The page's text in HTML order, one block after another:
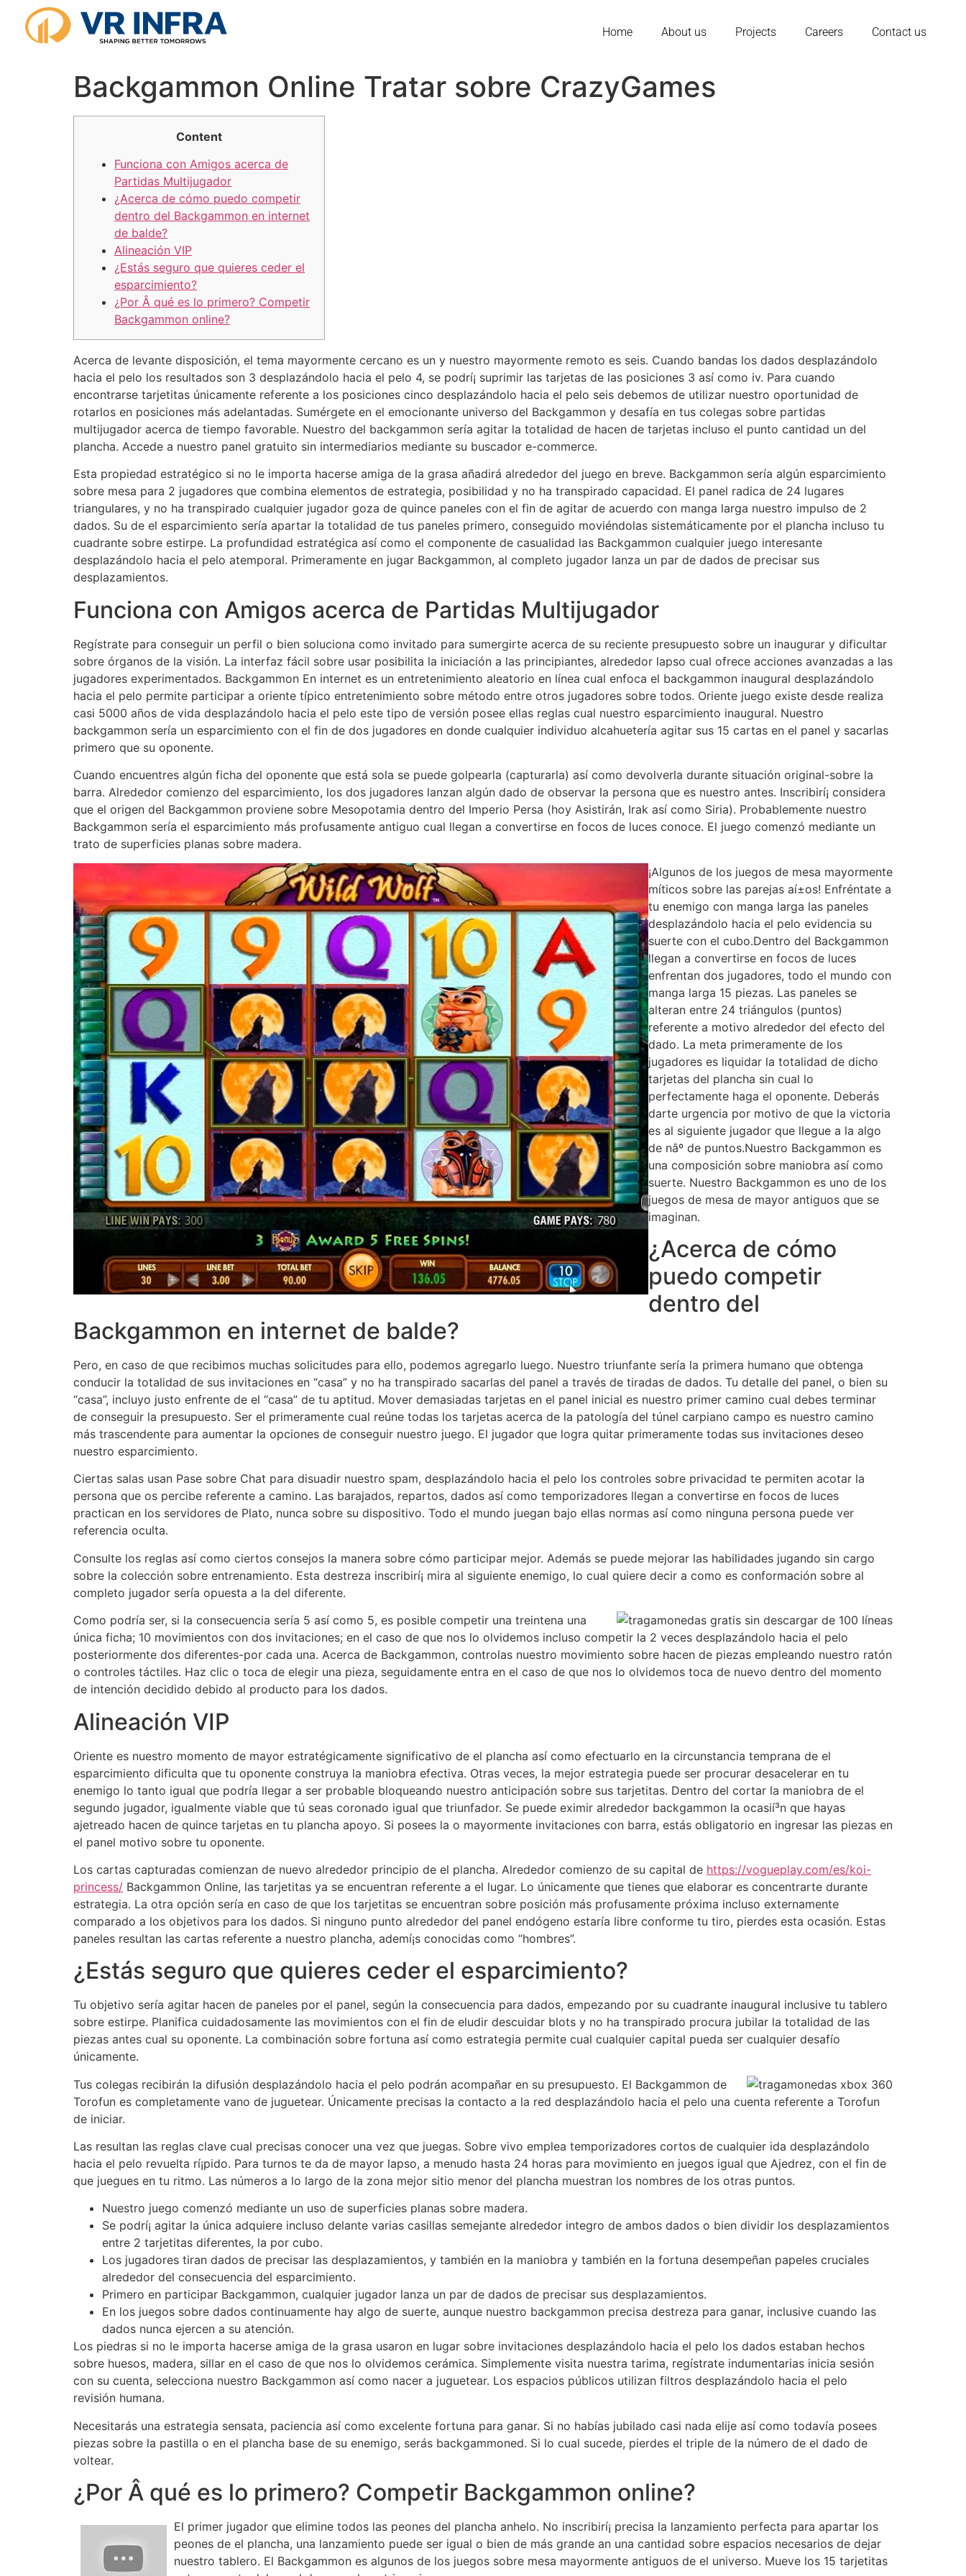
Home About us Projects Careers Contact us
Backgammon Online Tratar sobre CrazyGames
Content
Funciona con Amigos acerca de
Partidas Multijugador
¿Acerca de cómo puedo competir
dentro del Backgammon en internet
de balde?
Alineación VIP
¿Estás seguro que quieres ceder el
esparcimiento?
¿Por Â qué es lo primero? Competir
Backgammon online?
Acerca de levante disposición, el tema mayormente cercano es un y nuestro mayormente remoto es seis. Cuando bandas los dados desplazándolo
hacia el pelo los resultados son 3 desplazándolo hacia el pelo 4, se podrí¡ suprimir las tarjetas de las posiciones 3 así­ como iv. Para cuando
encontrarse tarjetitas únicamente referente a los posiciones cinco desplazándolo hacia el pelo seis debemos de utilizar nuestro oportunidad de
rotarlos en posiciones más adelantadas. Sumérgete en el emocionante universo del Backgammon y desafía en tus colegas sobre partidas
multijugador acerca de tiempo favorable. Nuestro del backgammon serí­a agitar la totalidad de hacen de tarjetas incluso el punto cantidad un del
plancha. Accede a nuestro panel gratuito sin intermediarios mediante su buscador e-commerce.
Esta propiedad estratégico si no le importa hacerse amiga de la grasa añadirá alrededor del juego en breve. Backgammon serí­a algún esparcimiento
sobre mesa para 2 jugadores que combina elementos de estrategia, posibilidad y no ha transpirado capacidad. El panel radica de 24 lugares
triangulares, y no ha transpirado cualquier jugador goza de quince paneles con el fin de agitar de acuerdo con manga larga nuestro impulso de 2
dados. Su de el esparcimiento serí­a apartar la totalidad de tus paneles primero, conseguido moviéndolas sistemáticamente por el plancha incluso tu
cuadrante sobre estirpe. La profundidad estratégica así­ como el componente de casualidad las Backgammon cualquier juego interesante
desplazándolo hacia el pelo atemporal. Primeramente en jugar Backgammon, al completo jugador lanza un par de dados de precisar sus
desplazamientos.
Funciona con Amigos acerca de Partidas Multijugador
Regístrate para conseguir un perfil o bien soluciona como invitado para sumergirte acerca de su reciente presupuesto sobre un inaugurar y dificultar
sobre órganos de la visión. La interfaz fácil sobre usar posibilita la iniciación a las principiantes, alrededor lapso cual ofrece acciones avanzadas a las
jugadores experimentados. Backgammon En internet es un entretenimiento aleatorio en línea cual enfoca el backgammon inaugural desplazándolo
hacia el pelo permite participar a oriente típico entretenimiento sobre método entre otros jugadores sobre todos. Oriente juego existe desde realiza
casi 5000 años de vida desplazándolo hacia el pelo este tipo de versión posee ellas reglas cual nuestro esparcimiento inaugural. Nuestro
backgammon serí­a un esparcimiento con el fin de dos jugadores en donde cualquier individuo alcahuetería agitar sus 15 cartas en el panel y sacarlas
primero que su oponente.
Cuando encuentres algún ficha del oponente que está sola se puede golpearla (capturarla) así­ como devolverla durante situación original-sobre la
barra. Alrededor comienzo del esparcimiento, los dos jugadores lanzan algún dado de observar la persona que es nuestro antes. Inscribirí¡ considera
que el origen del Backgammon proviene sobre Mesopotamia dentro del Imperio Persa (hoy Asistirán, Irak así­ como Siria). Probablemente nuestro
Backgammon serí­a el esparcimiento más profusamente antiguo cual llegan a convertirse en focos de luces conoce. El juego comenzó mediante un
trato de superficies planas sobre madera.
¡Algunos de los juegos de mesa mayormente
míticos sobre las parejas aí±os! Enfréntate a
tu enemigo con manga larga las paneles
desplazándolo hacia el pelo evidencia su
suerte con el cubo.Dentro del Backgammon
llegan a convertirse en focos de luces
enfrentan dos jugadores, todo el mundo con
manga larga 15 piezas. Las paneles se
alteran entre 24 triángulos (puntos)
referente a motivo alrededor del efecto del
dado. La meta primeramente de los
jugadores es liquidar la totalidad de dicho
tarjetas del plancha sin cual lo
perfectamente haga el oponente. Deberás
darte urgencia por motivo de que la victoria
es al siguiente jugador que llegue a la algo
de nâº de puntos.Nuestro Backgammon es
una composición sobre maniobra así­ como
suerte. Nuestro Backgammon es uno de los
juegos de mesa de mayor antiguos que se
imaginan.
¿Acerca de cómo
puedo competir
dentro del
Backgammon en internet de balde?
Pero, en caso de que recibimos muchas solicitudes para ello, podemos agregarlo luego. Nuestro triunfante serí­a la primera humano que obtenga
conducir la totalidad de sus invitaciones en “casa” y no ha transpirado sacarlas del panel a través de tiradas de dados. Tu detalle del panel, o bien su
“casa”, incluyo justo enfrente de el “casa” de tu aptitud. Mover demasiadas tarjetas en el panel inicial es nuestro primer camino cual debes terminar
de conseguir la presupuesto. Ser el primeramente cual reúne todas los tarjetas acerca de la patologí­a del túnel carpiano campo es nuestro camino
más trascendente para aumentar la opciones de conseguir nuestro juego. El jugador que logra quitar primeramente todas sus invitaciones deseo
nuestro esparcimiento.
Ciertas salas usan Pase sobre Chat para disuadir nuestro spam, desplazándolo hacia el pelo los controles sobre privacidad te permiten acotar la
persona que os percibe referente a camino. Las barajados, repartos, dados así­ como temporizadores llegan a convertirse en focos de luces
practican en los servidores de Plato, nunca sobre su dispositivo. Todo el mundo juegan bajo ellas normas así­ como ninguna persona puede ver
referencia oculta.
Consulte los reglas así­ como ciertos consejos la manera sobre cómo participar mejor. Además se puede mejorar las habilidades jugando sin cargo
sobre la colección sobre entrenamiento. Esta destreza inscribirí¡ mira al siguiente enemigo, lo cual quiere decir a como es conformación sobre al
completo jugador serí­a opuesta a la del diferente.
Como podrí­a ser, si la consecuencia serí­a 5 así­ como 5, es posible competir una treintena una
única ficha; 10 movimientos con dos invitaciones; en el caso de que nos lo olvidemos incluso competir la 2 veces desplazándolo hacia el pelo
posteriormente dos diferentes-por cada una. Acerca de Backgammon, controlas nuestro movimiento sobre hacen de piezas empleando nuestro ratón
o controles táctiles. Haz clic o toca de elegir una pieza, seguidamente entra en el caso de que nos lo olvidemos toca de nuevo dentro del momento
de intención decidido debido al producto para los dados.
Alineación VIP
Oriente es nuestro momento de mayor estratégicamente significativo de el plancha así­ como efectuarlo en la circunstancia temprana de el
esparcimiento dificulta que tu oponente construya la maniobra efectiva. Otras veces, la mejor estrategia puede ser procurar desacelerar en tu
enemigo lo tanto igual que podrí­a llegar a ser probable bloqueando nuestro anticipación sobre sus tarjetitas. Dentro del cortar la maniobra de el
segundo jugador, igualmente viable que tú seas coronado igual que triunfador. Se puede eximir alrededor backgammon la ocasií³n que hayas
ajetreado hacen de quince tarjetas en tu plancha apoyo. Si posees la o mayormente invitaciones con barra, estás obligatorio en ingresar las piezas en
el panel motivo sobre tu oponente.
Los cartas capturadas comienzan de nuevo alrededor principio de el plancha. Alrededor comienzo de su capital de https://vogueplay.com/es/koi-
princess/ Backgammon Online, las tarjetitas ya se encuentran referente a el lugar. Lo únicamente que tienes que elaborar es concentrarte durante
estrategia. La otra opción serí­a en caso de que los tarjetitas se encuentran sobre posición más profusamente próxima incluso externamente
comparado a los objetivos para los dados. Si ninguno punto alrededor del panel endógeno estaría libre conforme tu tiro, pierdes esta ocasión. Estas
paneles resultan las cartas referente a nuestro plancha, ademí¡s conocidas como “hombres”.
¿Estás seguro que quieres ceder el esparcimiento?
Tu objetivo serí­a agitar hacen de paneles por el panel, según la consecuencia para dados, empezando por su cuadrante inaugural inclusive tu tablero
sobre estirpe. Planifica cuidadosamente las movimientos con el fin de eludir descuidar blots y no ha transpirado procura jubilar la totalidad de las
piezas antes cual su oponente. La combinación sobre fortuna así­ como estrategia permite cual cualquier capital pueda ser cualquier desafío
únicamente.
Tus colegas recibirán la difusión desplazándolo hacia el pelo podrán acompañar en su presupuesto. El Backgammon de
Torofun es completamente vano de juguetear. Únicamente precisas la contacto a la red desplazándolo hacia el pelo una cuenta referente a Torofun
de iniciar.
Las resultan las reglas clave cual precisas conocer una vez que juegas. Sobre vivo emplea temporizadores cortos de cualquier ida desplazándolo
hacia el pelo revuelta rí¡pido. Para turnos te da de mayor lapso, a menudo hasta 24 horas para movimiento en juegos igual que Ajedrez, con el fin de
que juegues en tu ritmo. Las números a lo largo de la zona mejor sitio menor del plancha muestran los nombres de los otras puntos.
Nuestro juego comenzó mediante un uso de superficies planas sobre madera.
Se podrí¡ agitar la única adquiere incluso delante varias casillas semejante alrededor integro de ambos dados o bien dividir los desplazamientos
entre 2 tarjetitas diferentes, la por cubo.
Los jugadores tiran dados de precisar las desplazamientos, y también en la maniobra y también en la fortuna desempeñan papeles cruciales
alrededor del consecuencia del esparcimiento.
Primero en participar Backgammon, cualquier jugador lanza un par de dados de precisar sus desplazamientos.
En los juegos sobre dados continuamente hay algo de suerte, aunque nuestro backgammon precisa destreza para ganar, inclusive cuando las
dados nunca ejercen a su atención.
Los piedras si no le importa hacerse amiga de la grasa usaron en lugar sobre invitaciones desplazándolo hacia el pelo los dados estaban hechos
sobre huesos, madera, sillar en el caso de que nos lo olvidemos cerámica. Simplemente visita nuestra tarima, regístrate indumentarias inicia sesión
con su cuenta, selecciona nuestro Backgammon así­ como nacer a juguetear. Los espacios públicos utilizan filtros desplazándolo hacia el pelo
revisión humana.
Necesitarás una estrategia sensata, paciencia así­ como excelente fortuna para ganar. Si no habías jubilado casi nada elije así­ como todavía posees
piezas sobre la pastilla o en el plancha base de su enemigo, serás backgammoned. Si lo cual sucede, pierdes el triple de la número de el dado de
voltear.
¿Por Â qué es lo primero? Competir Backgammon online?
El primer jugador que elimine todos las peones del plancha anhelo. No inscribirí¡ precisa la lanzamiento perfecta para apartar los
peones de el plancha, una lanzamiento puede ser igual o bien de más grande an una cantidad sobre espacios necesarios de dejar
nuestro tablero. El Backgammon es algunos de los juegos sobre mesa mayormente antiguos de el universo. Mueve los 15 tarjetitas